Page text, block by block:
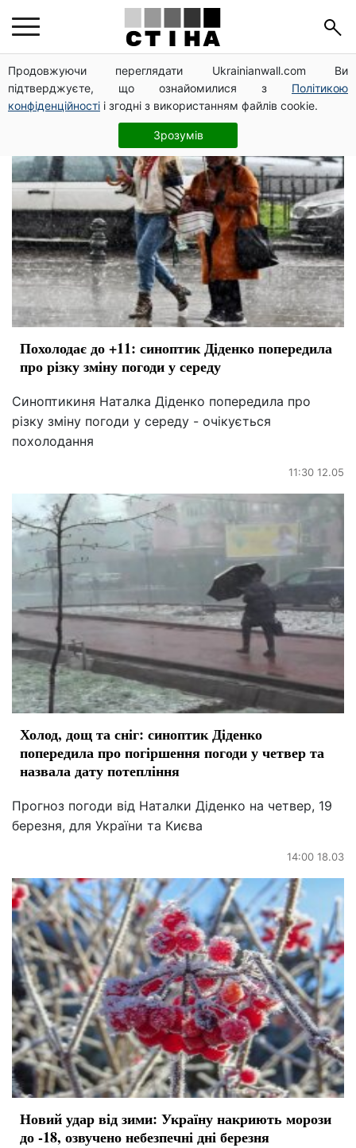
Продовжуючи переглядати Ukrainianwall.com Ви
підтверджуєте, що ознайомилися з Політикою
конфіденційності і згодні з використанням файлів cookie.
Зрозумів
прогноз погоди
Похолодає до +11: синоптик Діденко попередила
про різку зміну погоди у середу
Синоптикиня Наталка Діденко попередила про
різку зміну погоди у середу - очікується
похолодання
11:30 12.05
Холод, дощ та сніг: синоптик Діденко
попередила про погіршення погоди у четвер та
назвала дату потепління
Прогноз погоди від Наталки Діденко на четвер, 19
березня, для України та Києва
14:00 18.03
Новий удар від зими: Україну накриють морози
до -18, озвучено небезпечні дні березня